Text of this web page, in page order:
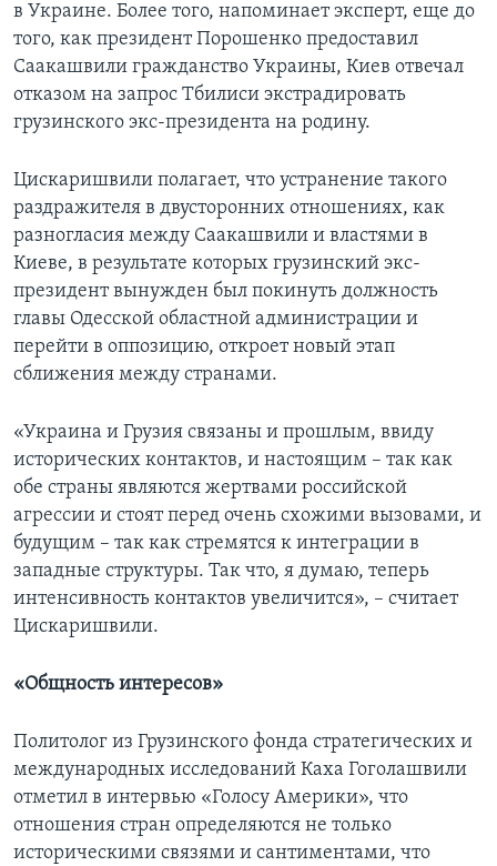
в Украине. Более того, напоминает эксперт, еще до
того, как президент Порошенко предоставил
Саакашвили гражданство Украины, Киев отвечал
отказом на запрос Тбилиси экстрадировать
грузинского экс-президента на родину.
Цискаришвили полагает, что устранение такого
раздражителя в двусторонних отношениях, как
разногласия между Саакашвили и властями в
Киеве, в результате которых грузинский экс-
президент вынужден был покинуть должность
главы Одесской областной администрации и
перейти в оппозицию, откроет новый этап
сближения между странами.
«Украина и Грузия связаны и прошлым, ввиду
исторических контактов, и настоящим – так как
обе страны являются жертвами российской
агрессии и стоят перед очень схожими вызовами, и
будущим – так как стремятся к интеграции в
западные структуры. Так что, я думаю, теперь
интенсивность контактов увеличится», – считает
Цискаришвили.
«Общность интересов»
Политолог из Грузинского фонда стратегических и
международных исследований Каха Гоголашвили
отметил в интервью «Голосу Америки», что
отношения стран определяются не только
историческими связями и сантиментами, что